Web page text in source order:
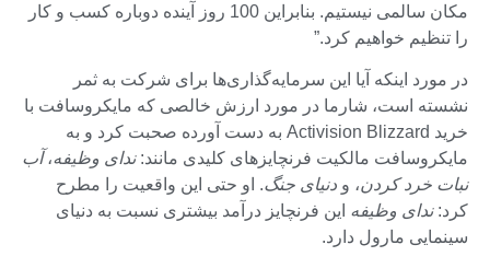
مکان سالمی نیستیم. بنابراین 100 روز آینده دوباره کسب و کار
را تنظیم خواهیم کرد.”
در مورد اینکه آیا این سرمایه‌گذاری‌ها برای شرکت به ثمر
نشسته است، شارما در مورد ارزش خالصی که مایکروسافت با
خرید Activision Blizzard به دست آورده صحبت کرد و به
مایکروسافت مالکیت فرنچایزهای کلیدی مانند:ندای وظیفه،آب
نبات خرد کردن، و دنیای جنگ. او حتی این واقعیت را مطرح
کرد:ندای وظیفه این فرنچایز درآمد بیشتری نسبت به دنیای
سینمایی مارول دارد.